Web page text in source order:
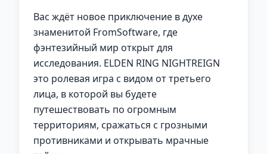
Вас ждёт новое приключение в духе
знаменитой FromSoftware, где
фэнтезийный мир открыт для
исследования. ELDEN RING NIGHTREIGN
это ролевая игра с видом от третьего
лица, в которой вы будете
путешествовать по огромным
территориям, сражаться с грозными
противниками и открывать мрачные